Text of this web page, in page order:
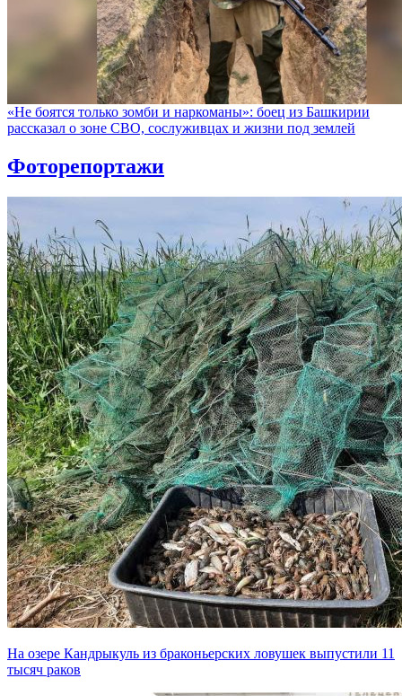
«Не боятся только зомби и наркоманы»: боец из Башкирии
рассказал о зоне СВО, сослуживцах и жизни под землей
Фоторепортажи
На озере Кандрыкуль из браконьерских ловушек выпустили 11
тысяч раков